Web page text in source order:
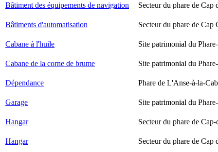
Bâtiment des équipements de navigation Secteur du phare de Cap
Bâtiments d'automatisation Secteur du phare de Cap
Cabane à l'huile Site patrimonial du
Cabane de la corne de brume Site patrimonial du
Dépendance Phare de L'Anse-à-la-
Garage Site patrimonial du
Hangar Secteur du phare de Cap-
Hangar Secteur du phare de Cap